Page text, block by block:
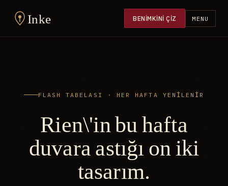
Inke BENIMKINI ÇIZ MENU
FLASH TABELASI · HER HAFTA YENILENIR
Rien\'in bu hafta
duvara astığı on iki
tasarım.